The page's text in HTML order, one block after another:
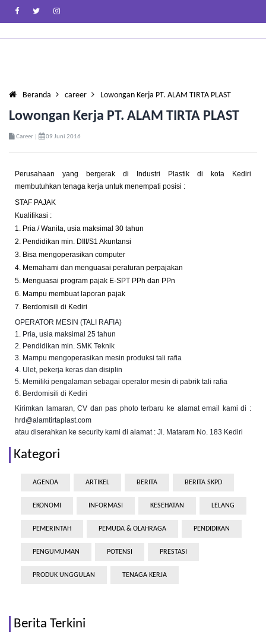
Beranda career Lowongan Kerja PT. ALAM TIRTA PLAST
Lowongan Kerja PT. ALAM TIRTA PLAST
Career | 09 Juni 2016
Perusahaan yang bergerak di Industri Plastik di kota Kediri
membutuhkan tenaga kerja untuk menempati posisi :
STAF PAJAK
Kualifikasi :
1. Pria / Wanita, usia maksimal 30 tahun
2. Pendidikan min. DIII/S1 Akuntansi
3. Bisa mengoperasikan computer
4. Memahami dan menguasai peraturan perpajakan
5. Menguasai program pajak E-SPT PPh dan PPn
6. Mampu membuat laporan pajak
7. Berdomisili di Kediri
OPERATOR MESIN (TALI RAFIA)
1. Pria, usia maksimal 25 tahun
2. Pendidikan min. SMK Teknik
3. Mampu mengoperasikan mesin produksi tali rafia
4. Ulet, pekerja keras dan disiplin
5. Memiliki pengalaman sebagai operator mesin di pabrik tali rafia
6. Berdomisili di Kediri
Kirimkan lamaran, CV dan pas photo terbaru ke alamat email kami di :
hrd@alamtirtaplast.com
atau diserahkan ke security kami di alamat : Jl. Mataram No. 183 Kediri
Kategori
AGENDA ARTIKEL BERITA BERITA SKPD
EKONOMI INFORMASI KESEHATAN LELANG
PEMERINTAH PEMUDA & OLAHRAGA PENDIDIKAN
PENGUMUMAN POTENSI PRESTASI
PRODUK UNGGULAN TENAGA KERJA
Berita Terkini